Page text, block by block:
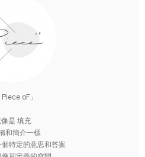
Piece oF」
是 填充
和簡介一樣
特定的意思和答案